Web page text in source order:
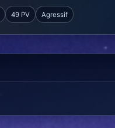
49 PV Agressif